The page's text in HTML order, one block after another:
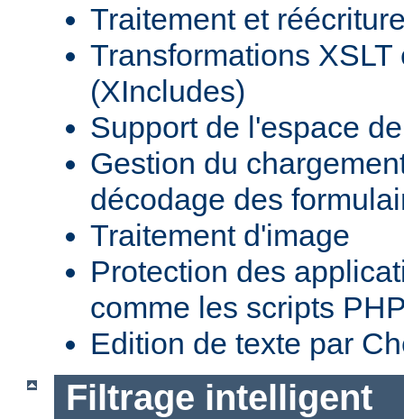
Traitement et
Transformations
(XIncludes)
Support de l'espace
Gestion du
décodage des
Traitement d'image
Protection des
comme les scripts
Edition de texte par
Filtrage intelligent